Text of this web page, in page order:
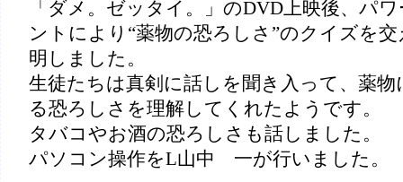
「ダメ。ゼッタイ。」のDVD上映後、パ
ントにより“薬物の恐ろしさ”のクイズを交
明しました。
生徒たちは真剣に話しを聞き入って、薬物
る恐ろしさを理解してくれたようです。
タバコやお酒の恐ろしさも話しました。
パソコン操作をL山中 一が行いました。